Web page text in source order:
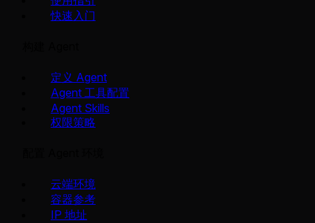
快速入门
定义 Agent
Agent 工具配置
Agent Skills
权限策略
云端环境
容器参考
IP 地址